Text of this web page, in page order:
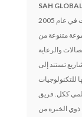
SAH GLOBAL
شركة SAH GLOBAL هي شركة قابضة تأسست في عام 2005
متنوعة من
والرعاية
تستند إلى
للتكنولوجيات
ككل. فريق
الخبره من